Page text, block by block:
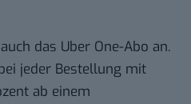
das Uber One-Abo an.
jeder Bestellung mit
ab einem